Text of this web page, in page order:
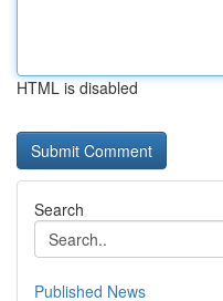
HTML is disabled
Search
Published News